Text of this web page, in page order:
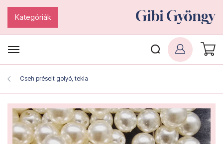
Kategóriák
Cseh préselt golyó, tekla